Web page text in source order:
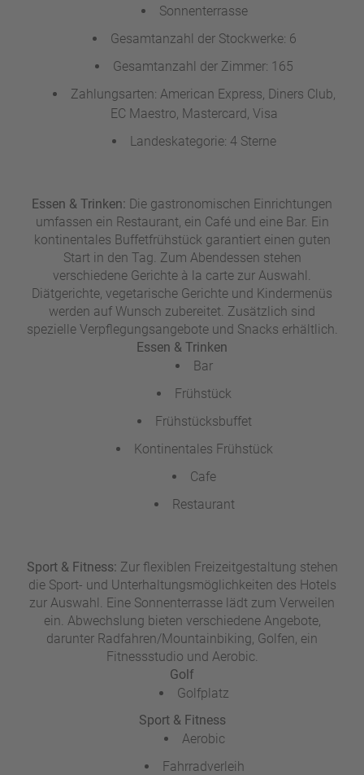
Sonnenterrasse
Gesamtanzahl der Stockwerke: 6
Gesamtanzahl der Zimmer: 165
Zahlungsarten: American Express, Diners Club,
EC Maestro, Mastercard, Visa
Landeskategorie: 4 Sterne
Essen & Trinken: Die gastronomischen Einrichtungen
umfassen ein Restaurant, ein Café und eine Bar. Ein
kontinentales Buffetfrühstück garantiert einen guten
Start in den Tag. Zum Abendessen stehen
verschiedene Gerichte à la carte zur Auswahl.
Diätgerichte, vegetarische Gerichte und Kindermenüs
werden auf Wunsch zubereitet. Zusätzlich sind
spezielle Verpflegungsangebote und Snacks erhältlich.
Essen & Trinken
Bar
Frühstück
Frühstücksbuffet
Kontinentales Frühstück
Cafe
Restaurant
Sport & Fitness: Zur flexiblen Freizeitgestaltung stehen
die Sport- und Unterhaltungsmöglichkeiten des Hotels
zur Auswahl. Eine Sonnenterrasse lädt zum Verweilen
ein. Abwechslung bieten verschiedene Angebote,
darunter Radfahren/Mountainbiking, Golfen, ein
Fitnessstudio und Aerobic.
Golf
Golfplatz
Sport & Fitness
Aerobic
Fahrradverleih